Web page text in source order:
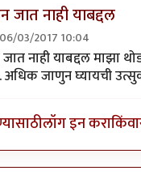
जात नाही याबद्दल
06/03/2017 10:04
कादंबरी आवडली.byउत्तरा
नाही याबद्दल माझा
अधिक जाणुन घ्यायची
लॉग इन कराकिंवा